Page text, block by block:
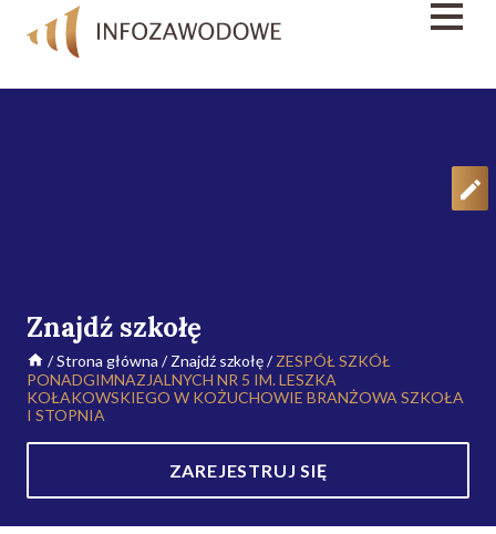
Znajdź szkołę
/Strona główna /Znajdź szkołę/ZESPÓŁ SZKÓŁ
PONADGIMNAZJALNYCH NR 5 IM. LESZKA
KOŁAKOWSKIEGO W KOŻUCHOWIE BRANŻOWA SZKOŁA
I STOPNIA
ZAREJESTRUJ SIĘ